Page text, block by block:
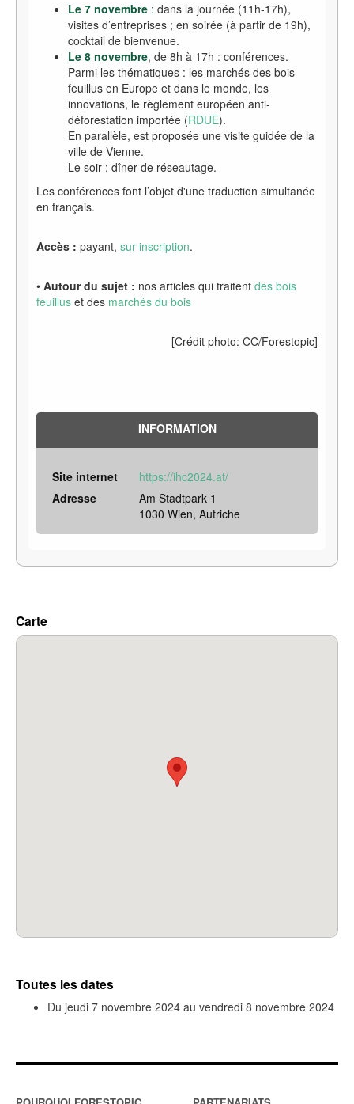
Le 7 novembre : dans la journée (11h-17h),
visites d’entreprises ; en soirée (à partir de 19h),
cocktail de bienvenue.
Le 8 novembre, de 8h à 17h : conférences.
Parmi les thématiques : les marchés des bois
feuillus en Europe et dans le monde, les
innovations, le règlement européen anti-
déforestation importée (RDUE).
En parallèle, est proposée une visite guidée de la
ville de Vienne.
Le soir : dîner de réseautage.
Les conférences font l’objet d'une traduction simultanée
en français.
Accès : payant, sur inscription.
• Autour du sujet : nos articles qui traitent des bois
feuillus et des marchés du bois
[Crédit photo: CC/Forestopic]
INFORMATION
Site internet
https://ihc2024.at/
Adresse
Am Stadtpark 1
1030 Wien, Autriche
Carte
Toutes les dates
Du jeudi 7 novembre 2024 au vendredi 8 novembre 2024